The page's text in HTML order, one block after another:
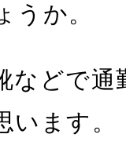
うか。
などで通
います。